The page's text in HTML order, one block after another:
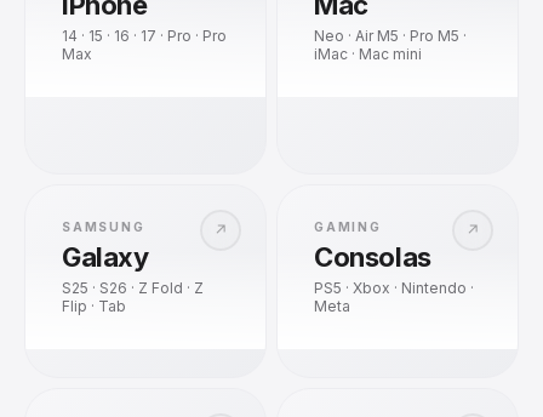
14 · 15 · 16 · 17 · Pro · Pro
Max
Neo · Air M5 · Pro M5 ·
iMac · Mac mini
↗
SAMSUNG
Galaxy
S25 · S26 · Z Fold · Z
Flip · Tab
↗
GAMING
Consolas
PS5 · Xbox · Nintendo ·
Meta